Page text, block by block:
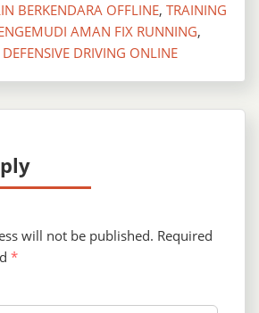
BERKENDARA OFFLINE, TRAINING
AMAN FIX RUNNING,
DRIVING ONLINE
will not be published. Required
*